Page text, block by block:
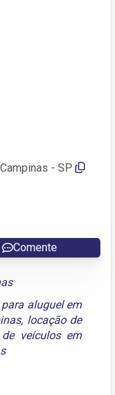
- SP
Comente
aluguel em
, locação de
veículos em